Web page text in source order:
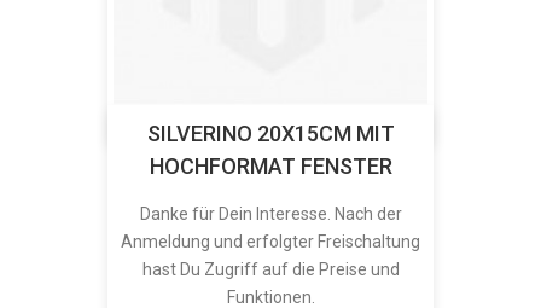
SILVERINO 20X15CM MIT
HOCHFORMAT FENSTER
Danke für Dein Interesse. Nach der
Anmeldung und erfolgter Freischaltung
hast Du Zugriff auf die Preise und
Funktionen.